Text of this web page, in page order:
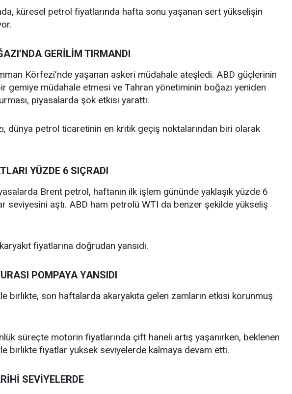
küresel petrol fiyatlarında hafta sonu yaşanan sert yükselişin
GERİLİM TIRMANDI
Körfezi’nde yaşanan askeri müdahale ateşledi. ABD güçlerinin
gemiye müdahale etmesi ve Tahran yönetiminin boğazı yeniden
piyasalarda şok etkisi yarattı.
dünya petrol ticaretinin en kritik geçiş noktalarından biri olarak
YÜZDE 6 SIÇRADI
Brent petrol, haftanın ilk işlem gününde yaklaşık yüzde 6
seviyesini aştı. ABD ham petrolü WTI da benzer şekilde yükseliş
fiyatlarına doğrudan yansıdı.
POMPAYA YANSIDI
birlikte, son haftalarda akaryakıta gelen zamların etkisi korunmuş
süreçte motorin fiyatlarında çift haneli artış yaşanırken, beklenen
birlikte fiyatlar yüksek seviyelerde kalmaya devam etti.
SEVİYELERDE